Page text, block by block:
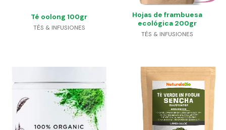
Té oolong 100gr
TÉS & INFUSIONES
Hojas de frambuesa
ecológica 200gr
TÉS & INFUSIONES